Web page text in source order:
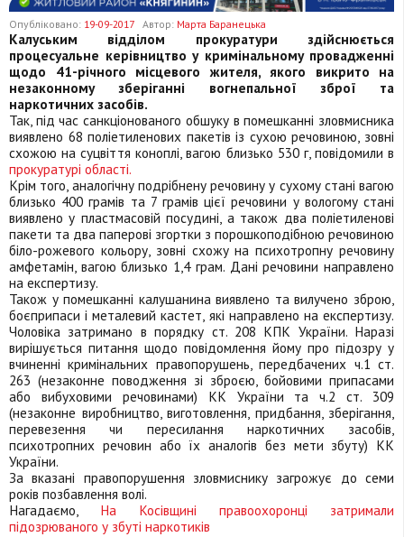
Опубліковано: 19-09-2017 Автор: Марта Баранецька
Калуським відділом прокуратури здійснюється
процесуальне керівництво у кримінальному провадженні
щодо 41-річного місцевого жителя, якого викрито на
незаконному зберіганні вогнепальної зброї та
наркотичних засобів.
Так, під час санкціонованого обшуку в помешканні зловмисника
виявлено 68 поліетиленових пакетів із сухою речовиною, зовні
схожою на суцвіття коноплі, вагою близько 530 г, повідомили в
прокуратурі області.
Крім того, аналогічну подрібнену речовину у сухому стані вагою
близько 400 грамів та 7 грамів цієї речовини у вологому стані
виявлено у пластмасовій посудині, а також два поліетиленові
пакети та два паперові згортки з порошкоподібною речовиною
біло-рожевого кольору, зовні схожу на психотропну речовину
амфетамін, вагою близько 1,4 грам. Дані речовини направлено
на експертизу.
Також у помешканні калушанина виявлено та вилучено зброю,
боєприпаси і металевий кастет, які направлено на експертизу.
Чоловіка затримано в порядку ст. 208 КПК України. Наразі
вирішується питання щодо повідомлення йому про підозру у
вчиненні кримінальних правопорушень, передбачених ч.1 ст.
263 (незаконне поводження зі зброєю, бойовими припасами
або вибуховими речовинами) КК України та ч.2 ст. 309
(незаконне виробництво, виготовлення, придбання, зберігання,
перевезення чи пересилання наркотичних засобів,
психотропних речовин або їх аналогів без мети збуту) КК
України.
За вказані правопорушення зловмиснику загрожує до семи
років позбавлення волі.
Нагадаємо, На Косівщині правоохоронці затримали
підозрюваного у збуті наркотиків